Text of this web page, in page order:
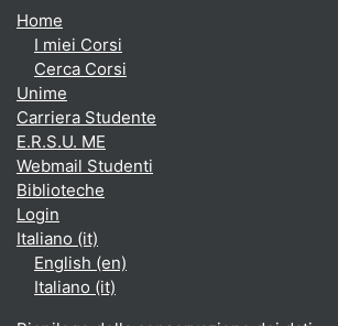
Home
I miei Corsi
Cerca Corsi
Unime
Carriera Studente
E.R.S.U. ME
Webmail Studenti
Biblioteche
Login
Italiano ‎(it)‎
English ‎(en)‎
Italiano ‎(it)‎